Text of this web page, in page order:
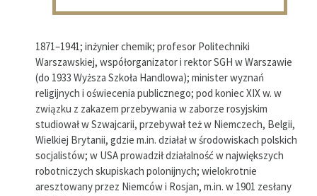
1871–1941; inżynier chemik; profesor Politechniki
Warszawskiej, współorganizator i rektor SGH w Warszawie
(do 1933 Wyższa Szkoła Handlowa); minister wyznań
religijnych i oświecenia publicznego; pod koniec XIX w. w
związku z zakazem przebywania w zaborze rosyjskim
studiował w Szwajcarii, przebywał też w Niemczech, Belgii,
Wielkiej Brytanii, gdzie m.in. działał w środowiskach polskich
socjalistów; w USA prowadził działalność w największych
robotniczych skupiskach polonijnych; wielokrotnie
aresztowany przez Niemców i Rosjan, m.in. w 1901 zesłany